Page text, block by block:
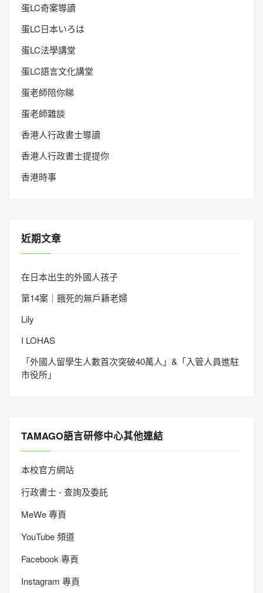
蛋LC奇案導讀
蛋LC日本いろは
蛋LC法學講堂
蛋LC語言文化講堂
蛋老師陪你睇
蛋老師雜談
香港人行政書士導讀
香港人行政書士提提你
香港時事
近期文章
在日本出生的外國人孩子
第14案｜餓死的無戶籍老婦
Lily
I LOHAS
「外國人留學生人數首次突破40萬人」&「入管人員進駐
市役所」
TAMAGO語言研修中心其他連結
本校官方網站
行政書士 - 查詢及委託
MeWe 專頁
YouTube 頻道
Facebook 專頁
Instagram 專頁